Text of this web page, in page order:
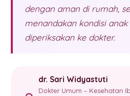
dengan aman di rumah,
menandakan kondisi
diperiksakan ke dokter.
dr. Sari Widyastuti
Dokter Umum – Kesehatan